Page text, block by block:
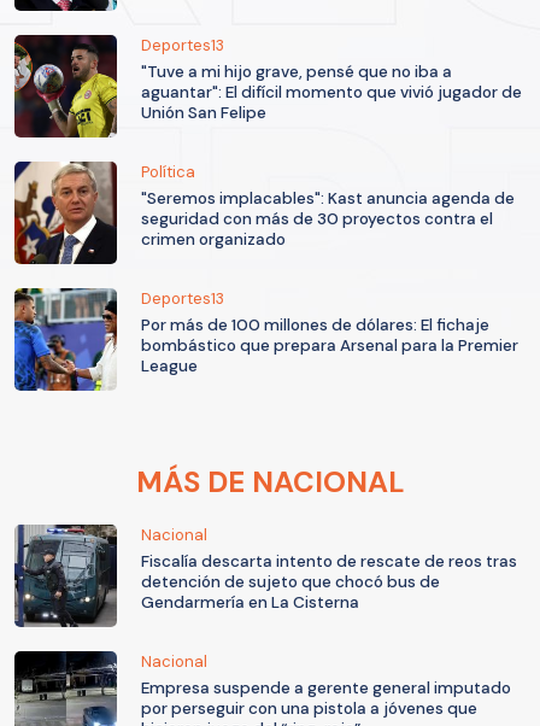
Deportes13
"Tuve a mi hijo grave, pensé que no iba a
aguantar": El difícil momento que vivió jugador de
Unión San Felipe
Política
"Seremos implacables": Kast anuncia agenda de
seguridad con más de 30 proyectos contra el
crimen organizado
Deportes13
Por más de 100 millones de dólares: El fichaje
bombástico que prepara Arsenal para la Premier
League
MÁS DE NACIONAL
Nacional
Fiscalía descarta intento de rescate de reos tras
detención de sujeto que chocó bus de
Gendarmería en La Cisterna
Nacional
Empresa suspende a gerente general imputado
por perseguir con una pistola a jóvenes que